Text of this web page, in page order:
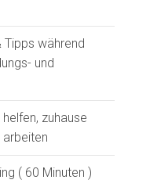
Tipps während
und
zuhause
( 60 Minuten )